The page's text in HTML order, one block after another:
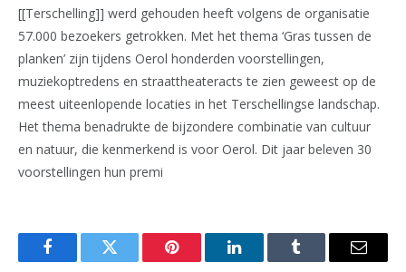
[[Terschelling]] werd gehouden heeft volgens de organisatie
57.000 bezoekers getrokken. Met het thema ‘Gras tussen de
planken’ zijn tijdens Oerol honderden voorstellingen,
muziekoptredens en straattheateracts te zien geweest op de
meest uiteenlopende locaties in het Terschellingse landschap.
Het thema benadrukte de bijzondere combinatie van cultuur
en natuur, die kenmerkend is voor Oerol. Dit jaar beleven 30
voorstellingen hun premi
FacebookTwitter Pinterest LinkedInTumblr Email